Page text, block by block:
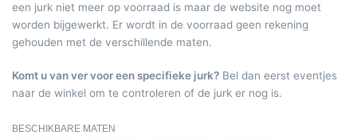
een jurk niet meer op voorraad is maar de website nog moet
worden bijgewerkt. Er wordt in de voorraad geen rekening
gehouden met de verschillende maten.
Komt u van ver voor een specifieke jurk? Bel dan eerst eventjes
naar de winkel om te controleren of de jurk er nog is.
BESCHIKBARE MATEN